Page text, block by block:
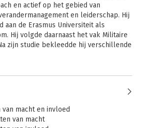
en actief op het gebied van
en leiderschap. Hij
aan de Erasmus Universiteit als
Hij volgde daarnaast het vak Militaire
zijn studie bekleedde hij verschillende
betekende in de bedrijfsvoering
van nieuwe concepten,
actief en zat hij in diverse commissies
macht en invloed
van macht